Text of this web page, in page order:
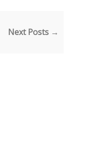
Next Posts →